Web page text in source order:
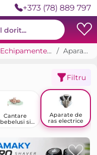
+373 (78) 889 797
Echipamente și tehnică pentru frumusețe Aparate de ras electrice
Filtru
Cantare
bebelusi si
Aparate de
ras electrice